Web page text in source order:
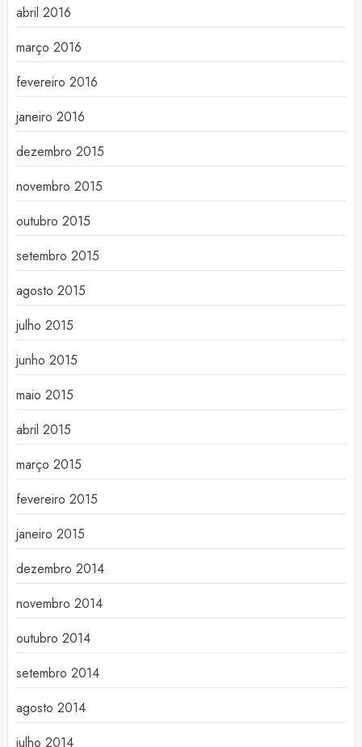
abril 2016
março 2016
fevereiro 2016
janeiro 2016
dezembro 2015
novembro 2015
outubro 2015
setembro 2015
agosto 2015
julho 2015
junho 2015
maio 2015
abril 2015
março 2015
fevereiro 2015
janeiro 2015
dezembro 2014
novembro 2014
outubro 2014
setembro 2014
agosto 2014
julho 2014